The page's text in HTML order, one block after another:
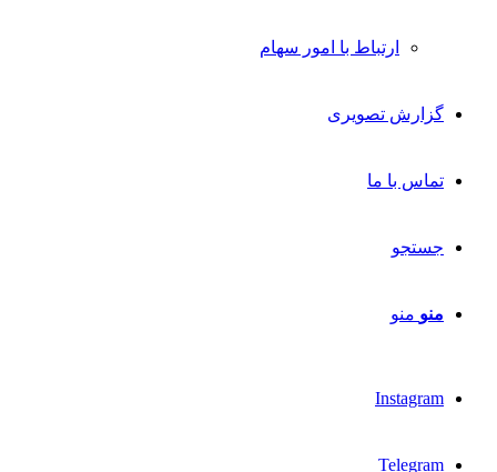
ارتباط با امور سهام
گزارش تصویری
تماس با ما
جستجو
منو منو
Instagram
Telegram